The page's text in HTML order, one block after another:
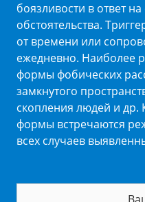
боязливости в ответ
обстоятельства.
от времени или
ежедневно. Наиболее
формы фобических
замкнутого
скопления людей и
формы встречаются
всех случаев